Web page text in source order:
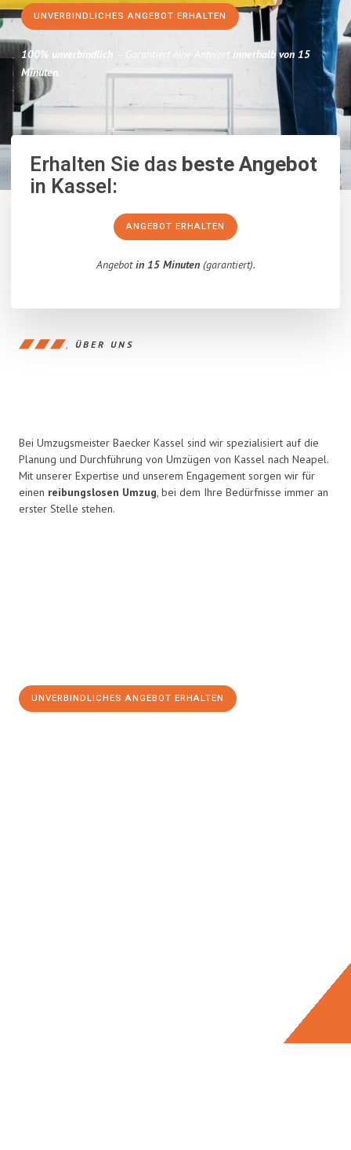
UNVERBINDLICHES ANGEBOT ERHALTEN
100% unverbindlich – Garantiert eine Antwort innerhalb von 15
Minuten.
Erhalten Sie dasbeste Angebot
in Kassel:
ANGEBOT ERHALTEN
Angebotin 15 Minuten(garantiert).
ÜBER UNS
Bei Umzugsmeister Baecker Kassel sind wir spezialisiert auf die
Planung und Durchführung von Umzügen von Kassel nach Neapel.
Mit unserer Expertise und unserem Engagement sorgen wir für
einen reibungslosen Umzug, bei dem Ihre Bedürfnisse immer an
erster Stelle stehen.
UNVERBINDLICHES ANGEBOT ERHALTEN